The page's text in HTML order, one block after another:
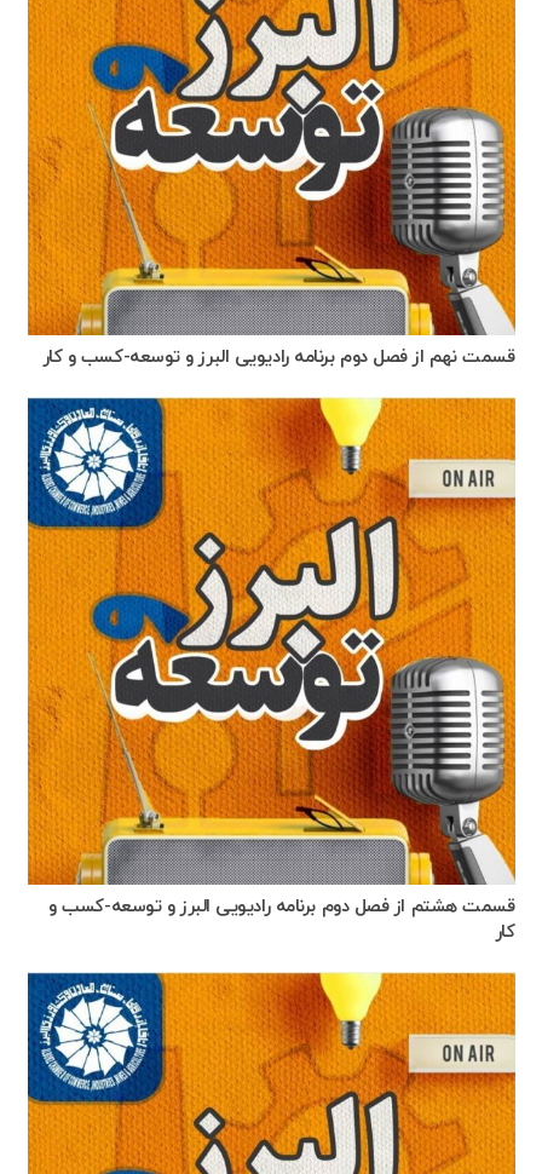
قسمت نهم از فصل دوم برنامه رادیویی البرز و توسعه-کسب و کار
قسمت هشتم از فصل دوم برنامه رادیویی البرز و توسعه-کسب و
کار